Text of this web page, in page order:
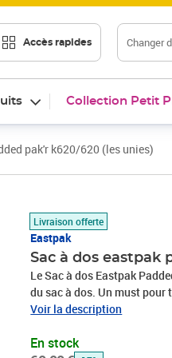
Accès rapides Changer
Collection Petit
pak'r k620/620 (les unies)
Livraison offerte
Eastpak
Sac à dos eastpak
Le Sac à dos Eastpak
du sac à dos. Un must pour
C'est également un
incontournable et le plus
Voir la description
En stock
Prix barré 60,00 €
Prix 49,72€